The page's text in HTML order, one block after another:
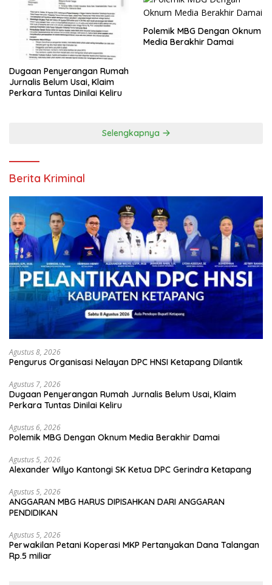
Dugaan Penyerangan Rumah
Jurnalis Belum Usai, Klaim
Perkara Tuntas Dinilai Keliru
Polemik MBG Dengan Oknum
Media Berakhir Damai
Selengkapnya
Berita Kriminal
Agustus 8, 2026
Pengurus Organisasi Nelayan DPC HNSI Ketapang Dilantik
Agustus 7, 2026
Dugaan Penyerangan Rumah Jurnalis Belum Usai, Klaim
Perkara Tuntas Dinilai Keliru
Agustus 6, 2026
Polemik MBG Dengan Oknum Media Berakhir Damai
Agustus 5, 2026
Alexander Wilyo Kantongi SK Ketua DPC Gerindra Ketapang
Agustus 5, 2026
ANGGARAN MBG HARUS DIPISAHKAN DARI ANGGARAN
PENDIDIKAN
Agustus 5, 2026
Perwakilan Petani Koperasi MKP Pertanyakan Dana Talangan
Rp.5 miliar